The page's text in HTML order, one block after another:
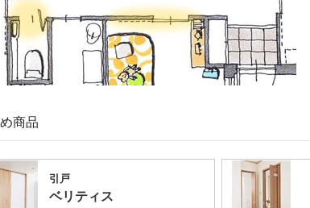
商品
引戸
ベリティス